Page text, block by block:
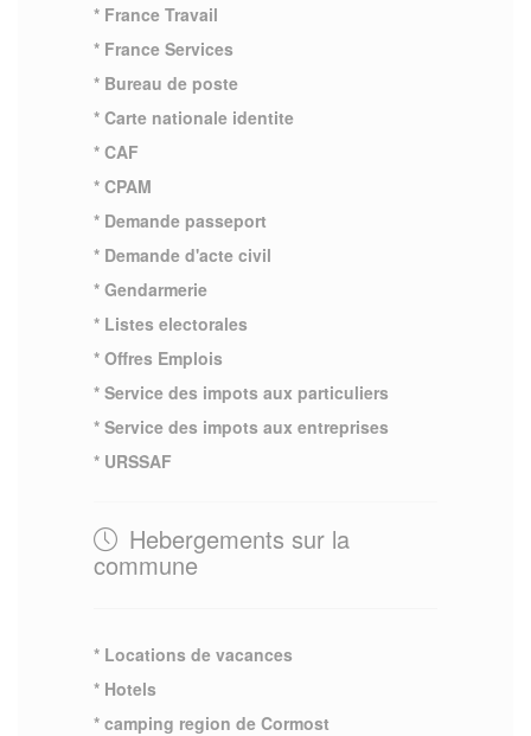
* France Travail
* France Services
* Bureau de poste
* Carte nationale identite
* CAF
* CPAM
* Demande passeport
* Demande d'acte civil
* Gendarmerie
* Listes electorales
* Offres Emplois
* Service des impots aux particuliers
* Service des impots aux entreprises
* URSSAF
Hebergements sur la
commune
* Locations de vacances
* Hotels
* camping region de Cormost